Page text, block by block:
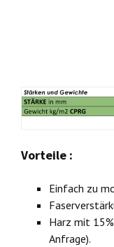
Vorteile :
Einfach zu
Harz mit
Anfrage).